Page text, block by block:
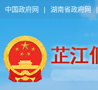
中国政府网 | 湖南省政府网 |